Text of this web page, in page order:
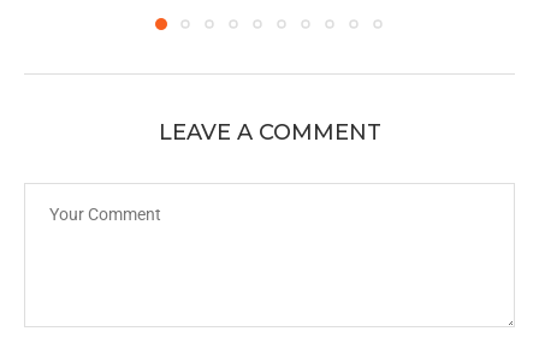
LEAVE A COMMENT